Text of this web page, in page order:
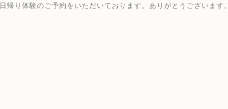
日帰り体験のご予約をいただいております。ありがとうございます。